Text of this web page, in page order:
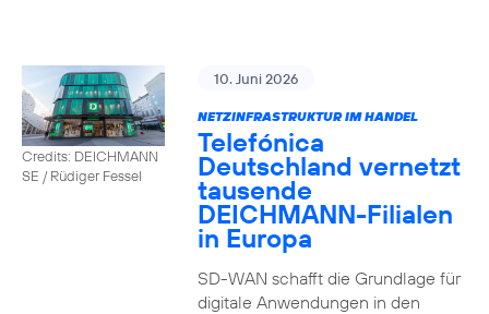
Credits: DEICHMANN
SE / Rüdiger Fessel
10. Juni 2026
NETZINFRASTRUKTUR IM HANDEL
Telefónica
Deutschland vernetzt
tausende
DEICHMANN-Filialen
in Europa
SD-WAN schafft die Grundlage für
digitale Anwendungen in den